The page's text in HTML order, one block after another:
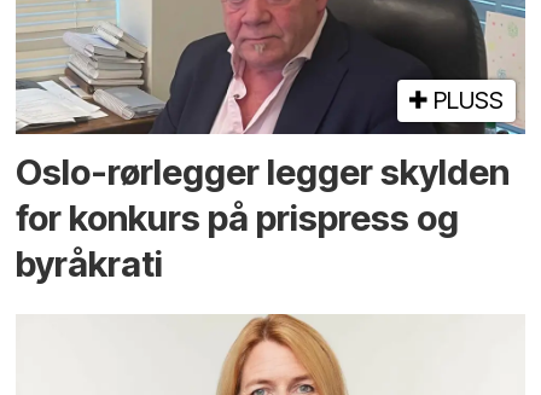
PLUSS
Oslo-rørlegger legger skylden
for konkurs på prispress og
byråkrati